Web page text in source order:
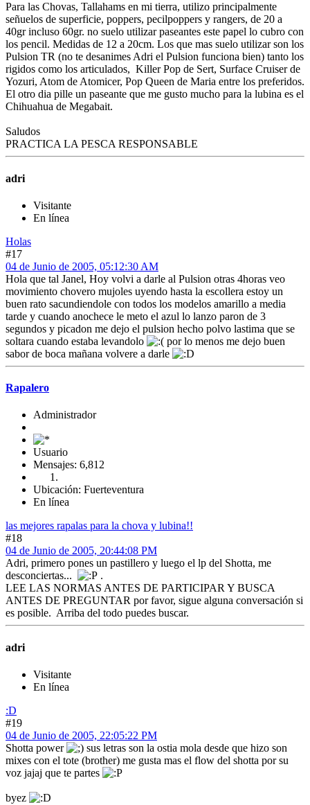
Para las Chovas, Tallahams en mi tierra, utilizo principalmente
señuelos de superficie, poppers, pecilpoppers y rangers, de 20 a
40gr incluso 60gr. no suelo utilizar paseantes este papel lo cubro con
los pencil. Medidas de 12 a 20cm. Los que mas suelo utilizar son los
Pulsion TR (no te desanimes Adri el Pulsion funciona bien) tanto los
rigidos como los articulados, Killer Pop de Sert, Surface Cruiser de
Yozuri, Atom de Atomicer, Pop Queen de Maria entre los preferidos.
El otro dia pille un paseante que me gusto mucho para la lubina es el
Chihuahua de Megabait.
Saludos
PRACTICA LA PESCA RESPONSABLE
adri
Visitante
En línea
Holas
#17
04 de Junio de 2005, 05:12:30 AM
Hola que tal Janel, Hoy volvi a darle al Pulsion otras 4horas veo
movimiento chovero mujoles uyendo hasta la escollera estoy un
buen rato sacundiendole con todos los modelos amarillo a media
tarde y cuando anochece le meto el azul lo lanzo paron de 3
segundos y picadon me dejo el pulsion hecho polvo lastima que se
soltara cuando estaba levandolo
por lo menos me dejo buen
sabor de boca mañana volvere a darle
Rapalero
Administrador
Usuario
Mensajes: 6,812
Ubicación: Fuerteventura
En línea
las mejores rapalas para la chova y lubina!!
#18
04 de Junio de 2005, 20:44:08 PM
Adri, primero pones un pastillero y luego el lp del Shotta, me
desconciertas...
.
LEE LAS NORMAS ANTES DE PARTICIPAR Y BUSCA
ANTES DE PREGUNTAR por favor, sigue alguna conversación si
es posible. Arriba del todo puedes buscar.
adri
Visitante
En línea
:D
#19
04 de Junio de 2005, 22:05:22 PM
Shotta power
sus letras son la ostia mola desde que hizo son
mixes con el tote (brother) me gusta mas el flow del shotta por su
voz jajaj que te partes
byez